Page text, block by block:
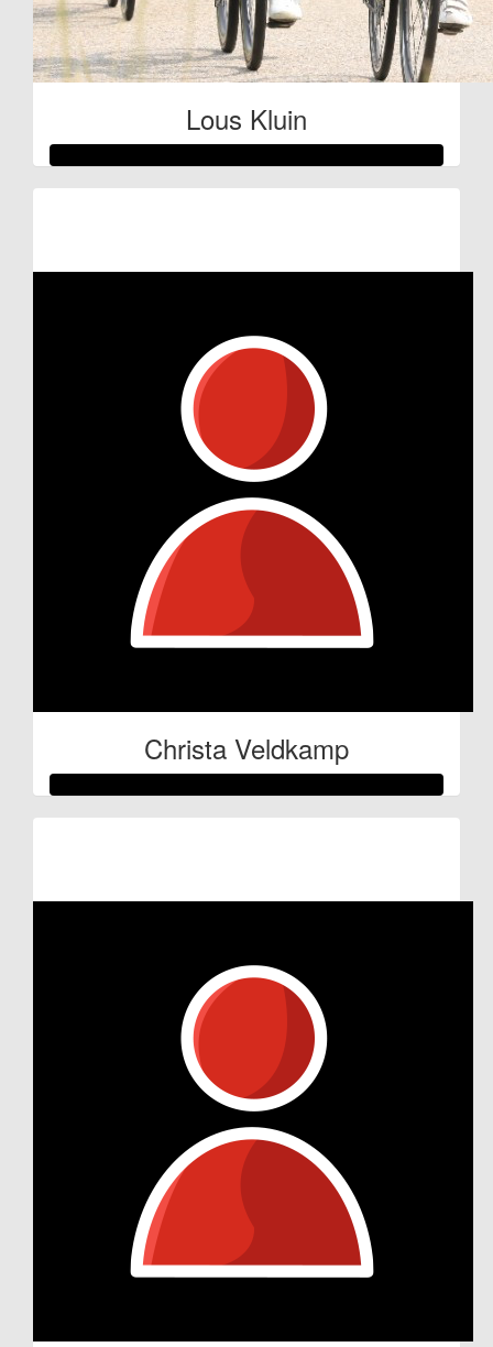
Lous Kluin
Christa Veldkamp